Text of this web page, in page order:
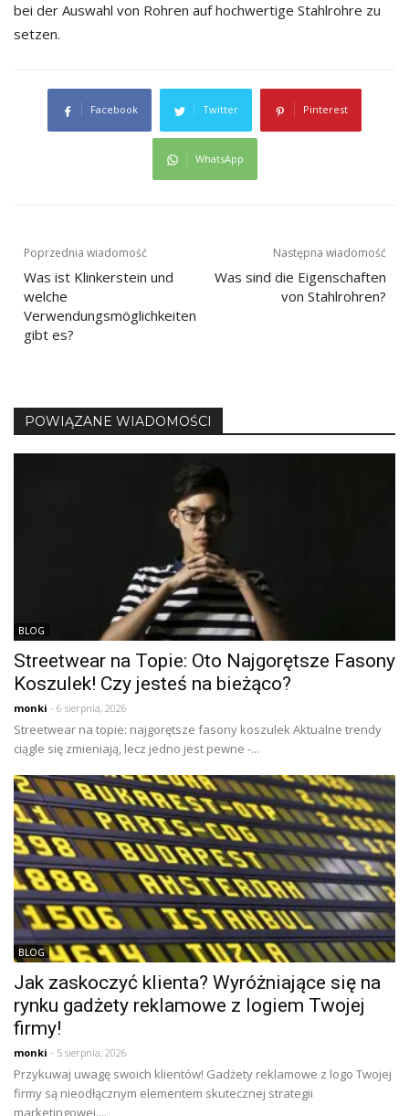
bei der Auswahl von Rohren auf hochwertige Stahlrohre zu
setzen.
Facebook Twitter Pinterest
WhatsApp
Nawigacja
wpisu
Poprzednia wiadomość
Was ist Klinkerstein und
welche
Verwendungsmöglichkeiten
gibt es?
Następna wiadomość
Was sind die Eigenschaften
von Stahlrohren?
POWIĄZANE WIADOMOŚCI
BLOG
Streetwear na Topie: Oto Najgorętsze Fasony
Koszulek! Czy jesteś na bieżąco?
monki - 6 sierpnia, 2026
Streetwear na topie: najgorętsze fasony koszulek Aktualne trendy
ciągle się zmieniają, lecz jedno jest pewne -...
BLOG
Jak zaskoczyć klienta? Wyróżniające się na
rynku gadżety reklamowe z logiem Twojej
firmy!
monki - 5 sierpnia, 2026
Przykuwaj uwagę swoich klientów! Gadżety reklamowe z logo Twojej
firmy są nieodłącznym elementem skutecznej strategii
marketingowej....